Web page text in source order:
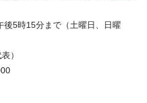
後5時15分まで（土曜日、日曜
表）